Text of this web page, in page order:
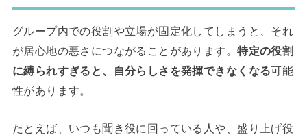
グループ内での役割や立場が固定化してしまうと、それ
が居心地の悪さにつながることがあります。特定の役割
に縛られすぎると、自分らしさを発揮できなくなる可能
性があります。
たとえば、いつも聞き役に回っている人や、盛り上げ役